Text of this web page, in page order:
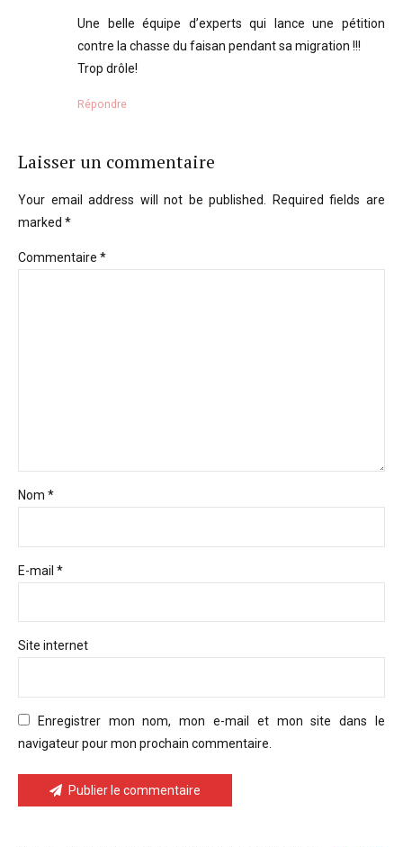
Une belle équipe d’experts qui lance une pétition
contre la chasse du faisan pendant sa migration !!!
Trop drôle!
Répondre
Laisser un commentaire
Your email address will not be published. Required fields are
marked *
Commentaire *
Nom *
E-mail *
Site internet
Enregistrer mon nom, mon e-mail et mon site dans le
navigateur pour mon prochain commentaire.
Publier le commentaire